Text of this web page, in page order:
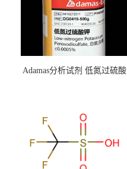
Adamas分析试剂 低氮过硫酸
（泰坦现货供应）